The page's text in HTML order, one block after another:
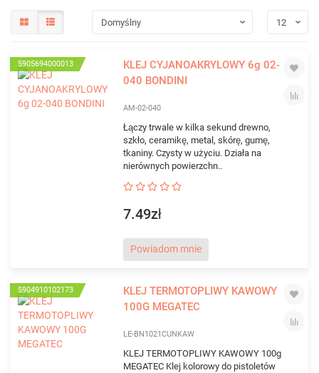
5905694000013
KLEJ CYJANOAKRYLOWY 6g 02-
040 BONDINI
AM-02-040
Łączy trwale w kilka sekund drewno,
szkło, ceramikę, metal, skórę, gumę,
tkaniny. Czysty w użyciu. Działa na
nierównych powierzchn..
7.49zł
Powiadom mnie
5904910102173
KLEJ TERMOTOPLIWY KAWOWY
100G MEGATEC
LE-BN1021CUNKAW
KLEJ TERMOTOPLIWY KAWOWY 100g
MEGATEC Klej kolorowy do pistoletów